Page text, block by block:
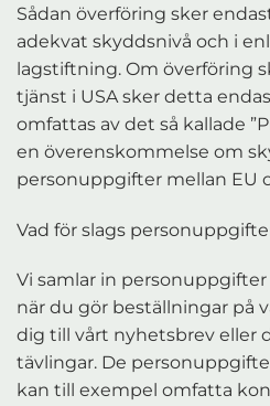
Sådan överföring sker
adekvat skyddsnivå och i
lagstiftning. Om överföring
tjänst i USA sker detta
omfattas av det så kallade
en överenskommelse om
personuppgifter mellan EU
Vad för slags
Vi samlar in
när du gör beställningar på
dig till vårt nyhetsbrev eller
tävlingar. De
kan till exempel omfatta